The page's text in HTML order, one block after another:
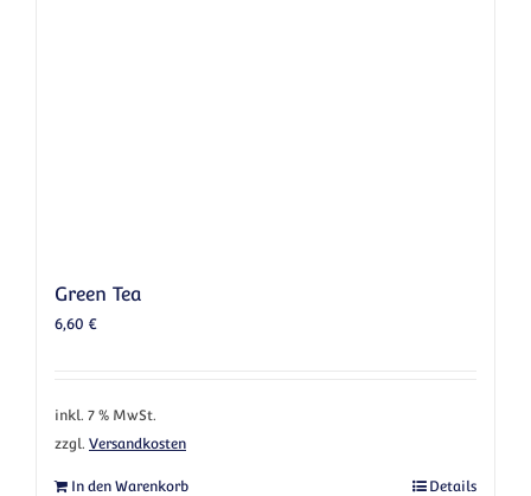
Green Tea
6,60 €
inkl. 7 % MwSt.
zzgl. Versandkosten
In den Warenkorb Details